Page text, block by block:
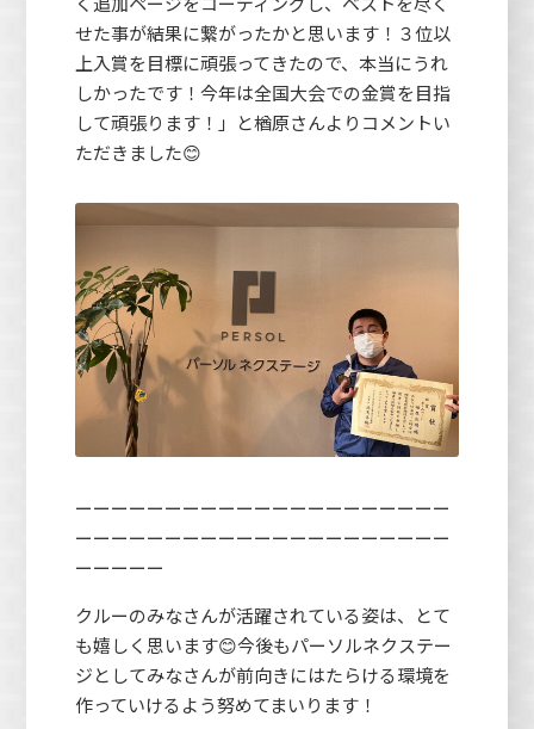
せた事が結果に繋がったかと思います！３位以
上入賞を目標に頑張ってきたので、本当にうれ
しかったです！今年は全国大会での金賞を目指
して頑張ります！」と楢原さんよりコメントい
ただきました😊
ーーーーーーーーーーーーーーーーーーーーー
ーーーーーーーーーーーーーーーーーーーーー
ーーーーー
クルーのみなさんが活躍されている姿は、とて
も嬉しく思います😊今後もパーソルネクステー
ジとしてみなさんが前向きにはたらける環境を
作っていけるよう努めてまいります！